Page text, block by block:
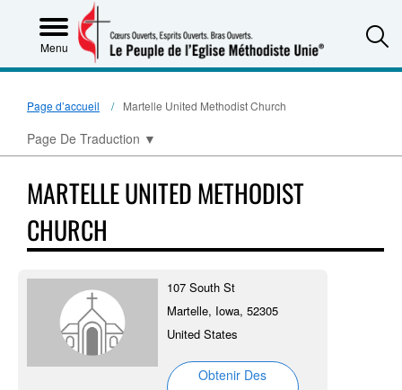
Menu
Page d’accueil Martelle United Methodist Church
Page De Traduction ▼
MARTELLE UNITED METHODIST
CHURCH
107 South St
Martelle, Iowa, 52305
United States
Obtenir Des